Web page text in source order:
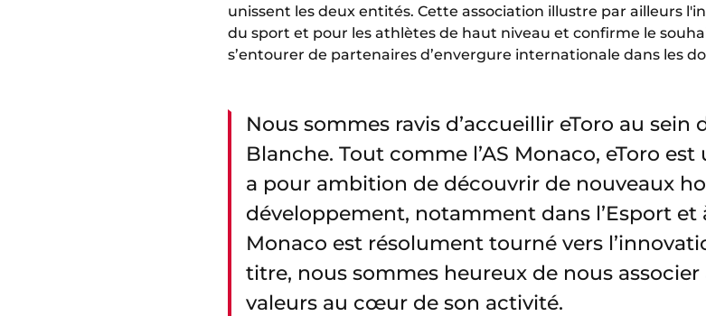
unissent les deux entités. Cette association illustre par ailleurs
du sport et pour les athlètes de haut niveau et confirme le
s’entourer de partenaires d’envergure internationale dans les
Nous sommes ravis d’accueillir eToro au sein
Blanche. Tout comme l’AS Monaco, eToro
a pour ambition de découvrir de nouveaux
développement, notamment dans l’Esport et
Monaco est résolument tourné vers
titre, nous sommes heureux de nous associer
valeurs au cœur de son activité.